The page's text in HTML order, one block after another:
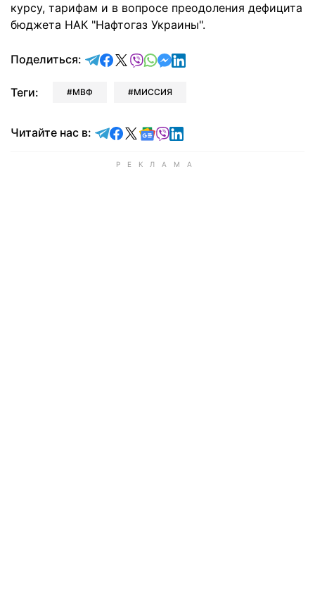
курсу, тарифам и в вопросе преодоления дефицита
бюджета НАК "Нафтогаз Украины".
Поделиться: отправить в Telegram
поделиться в Facebook
поделиться в X
отправить в Viber
отправить в Whatsapp
отправить в Messenger
отправить в LinkedIn
Теги: МВФ МИССИЯ
Читайте нас в: Читайте в Telegram
Читайте в Facebook
Читайте в X
Читайте в Google news
Читайте в Viber
Читайте в LinkedIn